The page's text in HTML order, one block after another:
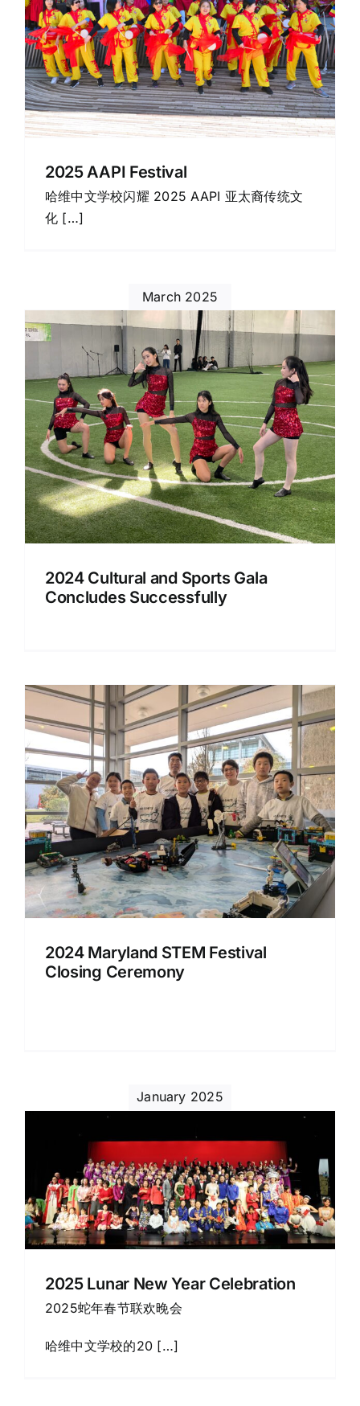
2025 AAPI Festival
哈维中文学校闪耀 2025 AAPI 亚太裔传统文
化 […]
March 2025
2024 Cultural and Sports Gala
Concludes Successfully
2024 Maryland STEM Festival
Closing Ceremony
January 2025
2025 Lunar New Year Celebration
2025蛇年春节联欢晚会
哈维中文学校的20 […]